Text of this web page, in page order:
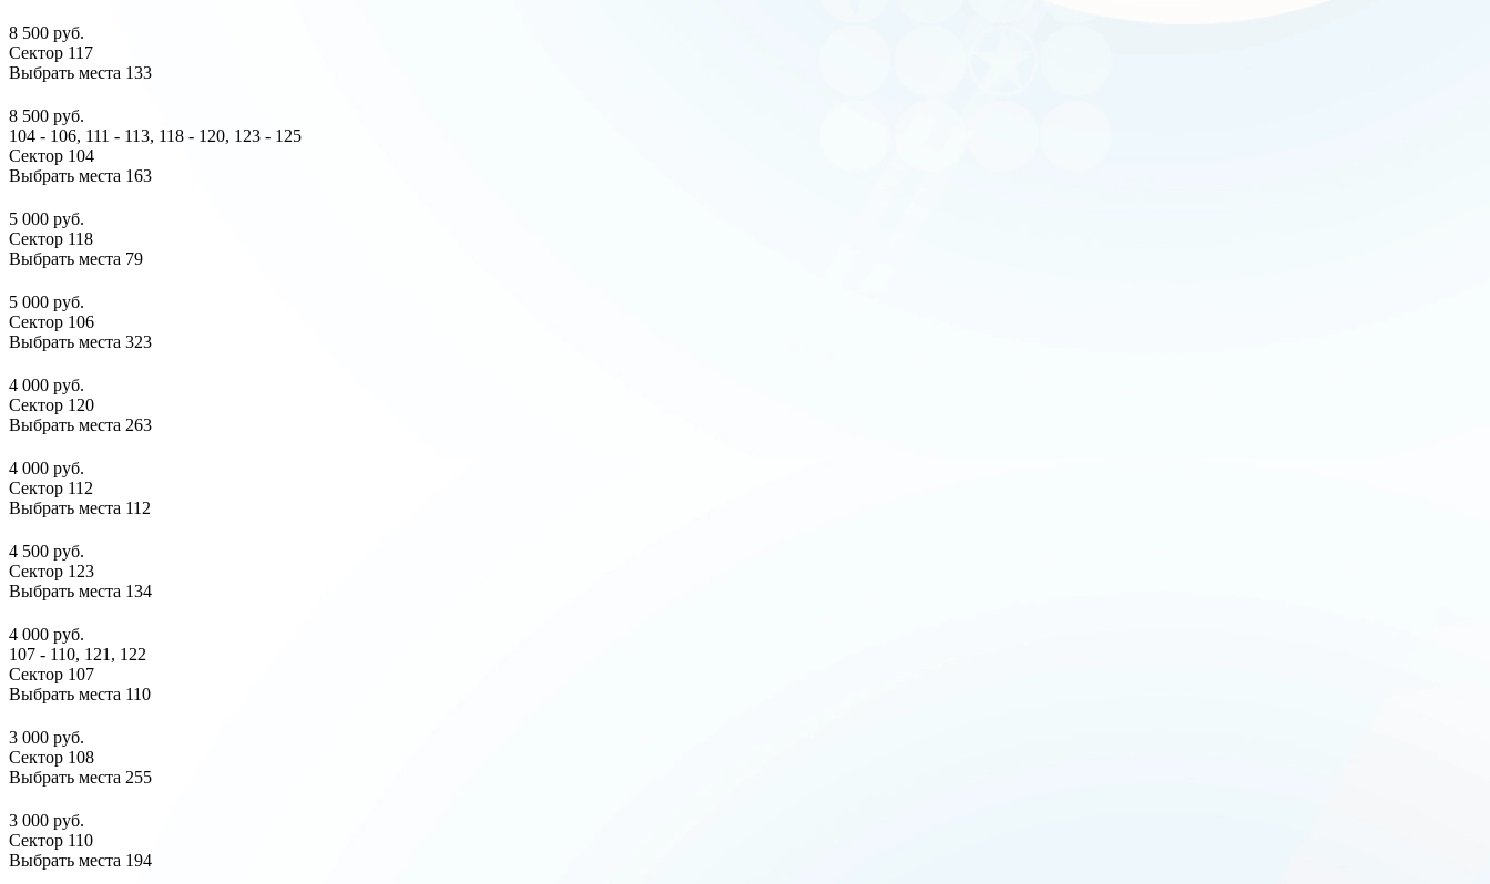
8 500 руб.
Сектор 117
Выбрать места 133
8 500 руб.
104 - 106, 111 - 113, 118 - 120, 123 - 125
Сектор 104
Выбрать места 163
5 000 руб.
Сектор 118
Выбрать места 79
5 000 руб.
Сектор 106
Выбрать места 323
4 000 руб.
Сектор 120
Выбрать места 263
4 000 руб.
Сектор 112
Выбрать места 112
4 500 руб.
Сектор 123
Выбрать места 134
4 000 руб.
107 - 110, 121, 122
Сектор 107
Выбрать места 110
3 000 руб.
Сектор 108
Выбрать места 255
3 000 руб.
Сектор 110
Выбрать места 194